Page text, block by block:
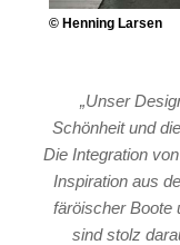
© Henning Larsen
„Unser
Schönheit und
Die Integration
Inspiration aus
färöischer Boote
sind stolz